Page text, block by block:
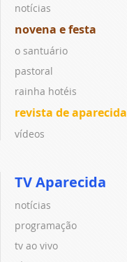
notícias
novena e festa
o santuário
pastoral
rainha hotéis
revista de aparecida
vídeos
TV Aparecida
notícias
programação
tv ao vivo